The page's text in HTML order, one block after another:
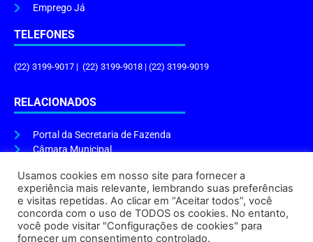
Emprego Já
TELEFONES
(22) 3199-9017 | (22) 3199-9018 | (22) 3199-9019
RELACIONADOS
Portal da Secretaria de Fazenda
Câmara Municipal
ENDEREÇO E HORÁRIO
Endereço:Praça Tiradentes, s/n – Centro, Cabo Frio – RJ, 28906-290
Atendimento do Protocolo Geral da Prefeitura:9h às 16h
Usamos cookies em nosso site para fornecer a
experiência mais relevante, lembrando suas preferências
e visitas repetidas. Ao clicar em “Aceitar todos”, você
concorda com o uso de TODOS os cookies. No entanto,
você pode visitar "Configurações de cookies" para
fornecer um consentimento controlado.